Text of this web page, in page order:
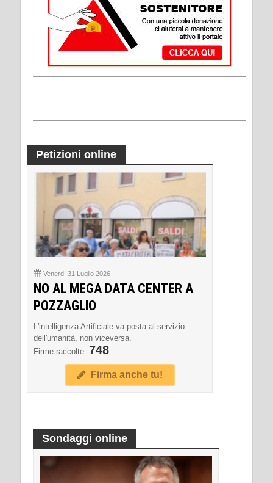
Petizioni online
Venerdì 31 Luglio 2026
NO AL MEGA DATA CENTER A
POZZAGLIO
L'intelligenza Artificiale va posta al servizio
dell'umanità, non viceversa.
Firme raccolte: 748
Firma anche tu!
Sondaggi online